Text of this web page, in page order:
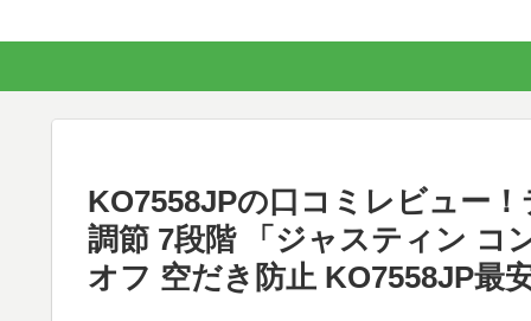
KO7558JPの口コミレビュー
調節 7段階 「ジャスティン コ
オフ 空だき防止 KO7558JP最